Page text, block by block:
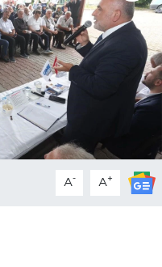
A- A+